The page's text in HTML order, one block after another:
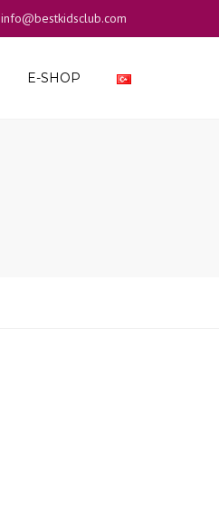
info@bestkidsclub.com
×
E-SHOP